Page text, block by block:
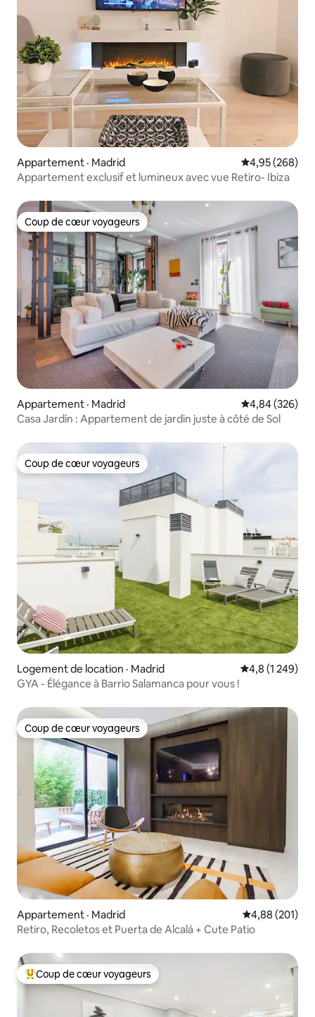
Appartement · Madrid Note
4,95 (268)
Appartement exclusif et lumineux avec vue Retiro- Ibiza
Coup de cœur voyageurs
Coup de cœur voyageurs
Appartement · Madrid Note
4,84 (326)
Casa Jardín : Appartement de jardin juste à côté de Sol
Coup de cœur voyageurs
Coup de cœur voyageurs
Logement de location · Madrid Note moyenne
4,8 (1 249)
GYA - Élégance à Barrio Salamanca pour vous !
Coup de cœur voyageurs
Coup de cœur voyageurs
Appartement · Madrid Note
4,88 (201)
Retiro, Recoletos et Puerta de Alcalá + Cute Patio
Coup de cœur voyageurs parmi les plus aimés
Coup de cœur voyageurs